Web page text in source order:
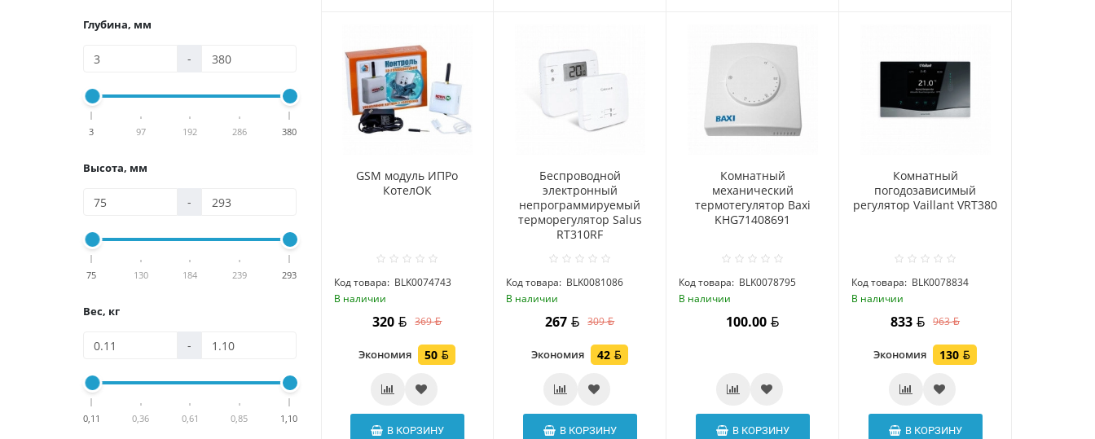
Глубина, мм
-
3 97 192 286 380
Высота, мм
-
75 130 184 239 293
Вес, кг
-
0,11 0,36 0,61 0,85 1,10
GSM модуль ИПРо
КотелОК
Код товара: BLK0074743
В наличии
320 369
Экономия 50
В КОРЗИНУ
Беспроводной
электронный
непрограммируемый
терморегулятор Salus
RT310RF
Код товара: BLK0081086
В наличии
267 309
Экономия 42
В КОРЗИНУ
Комнатный
механический
термотегулятор Baxi
KHG71408691
Код товара: BLK0078795
В наличии
100.00
В КОРЗИНУ
Комнатный
погодозависимый
регулятор Vaillant VRT380
Код товара: BLK0078834
В наличии
833 963
Экономия 130
В КОРЗИНУ